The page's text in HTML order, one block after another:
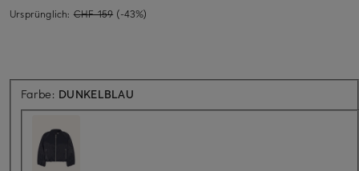
Ursprünglich: CHF 159 (-43%)
Farbe: DUNKELBLAU